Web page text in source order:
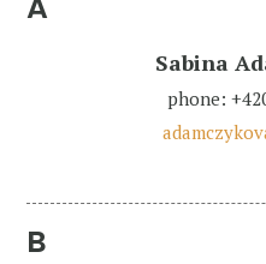
Sabina
phone:
B